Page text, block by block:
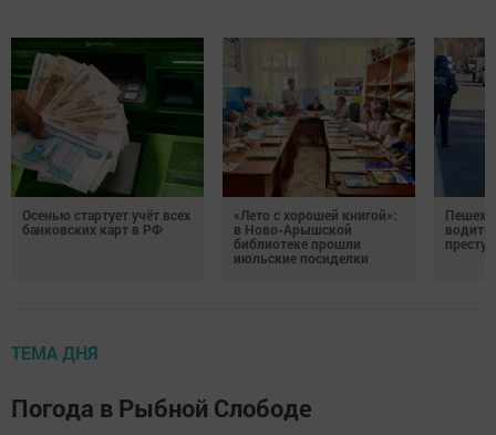
Осенью стартует учёт всех
банковских карт в РФ
«Лето с хорошей книгой»:
в Ново-Арышской
библиотеке прошли
июльские посиделки
ТЕМА ДНЯ
Погода в Рыбной Слободе